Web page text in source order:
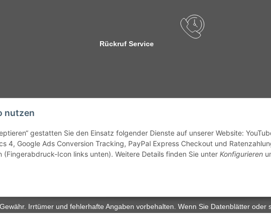
nutzen
gestatten Sie den Einsatz folgender Dienste auf unserer Website:
4, Google Ads Conversion Tracking, PayPal Express Checkout und
(Fingerabdruck-Icon links unten). Weitere Details finden Sie unter Konfigurieren
Rückruf Service
Karriere Versandinformationen
Irrtümer und fehlerhafte Angaben vorbehalten. Wenn Sie Datenblätter